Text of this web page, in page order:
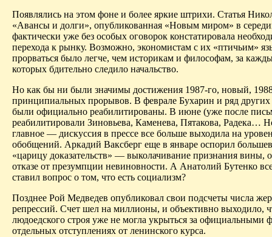
Появлялись на этом фоне и более яркие штрихи. Статья
«Авансы и долги», опубликованная «Новым миром» в
фактиче­ски уже без особых оговорок констатировала
перехода к рынку. Возможно, экономистам с их «птичьим»
прорваться было легче, чем историкам и философам, за
которых бдительно следило начальство.
Но как бы ни были значимы достижения 1987-го, новый, 1988
принципиальных прорывов. В феврале Бухарин и ряд других
были официально реабилитированы. В июне (уже после
реабилитировали Зиновьева, Каменева, Пятакова, Радека… Н
главное — дискуссия в прессе все больше выходила на
обобщений. Аркадий Ваксберг еще в январе оспорил
«царицу доказательств» — выколачивание признания вины,
отказе от презумпции невиновности. А Анатолий Бутенко
ставил вопрос о том, что есть социализм?
Позднее Рой Медведев опубликовал свои подсчеты числа же
репрессий. Счет шел на миллионы, и объективно выходило,
людоедского строя уже не могла укрыться за официальными
отдельных отступлениях от ленинского курса.